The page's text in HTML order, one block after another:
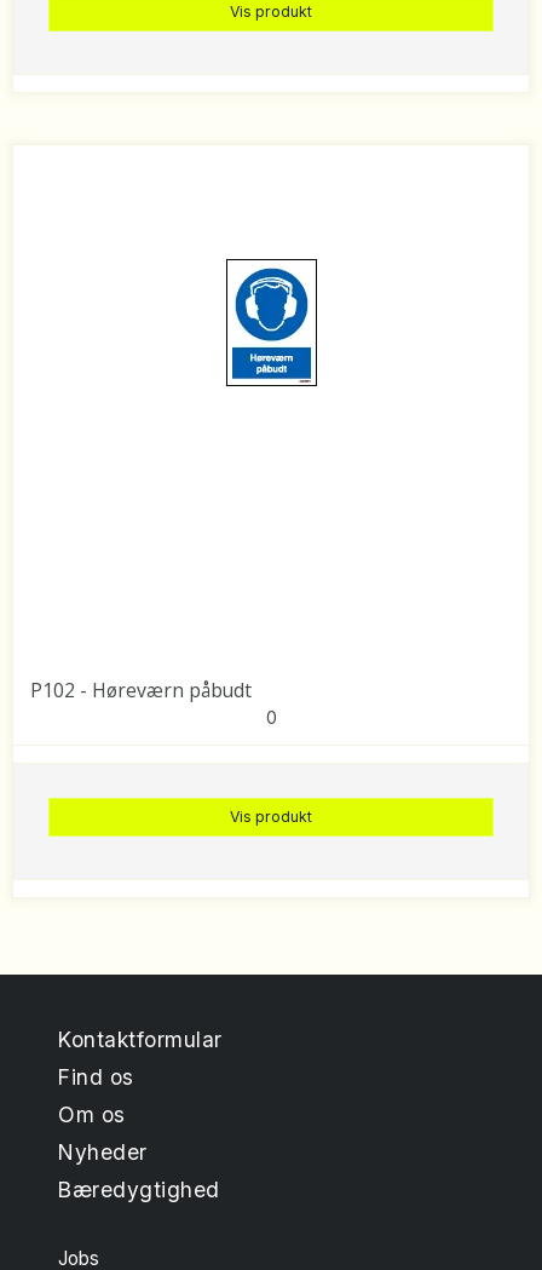
Vis produkt
P102 - Høreværn påbudt
0
Vis produkt
Kontaktformular
Find os
Om os
Nyheder
Bæredygtighed
Jobs